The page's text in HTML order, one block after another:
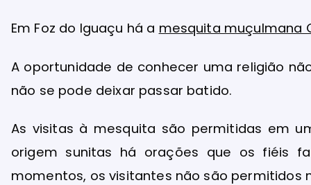
Em Foz do Iguaçu há a mesquita muçulmana
A oportunidade de conhecer uma religião
não se pode deixar passar batido.
As visitas à mesquita são permitidas em
origem sunitas há orações que os fiéis
momentos, os visitantes não são permitidos